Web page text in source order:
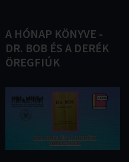
A HÓNAP KÖNYVE -
DR. BOB ÉS A DERÉK
ÖREGFIÚK